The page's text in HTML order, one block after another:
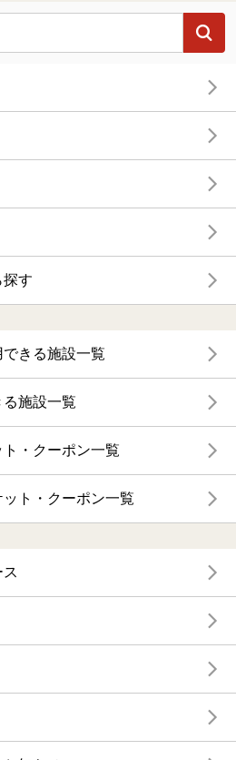
探す
きる施設一覧
施設一覧
・クーポン一覧
ト・クーポン一覧